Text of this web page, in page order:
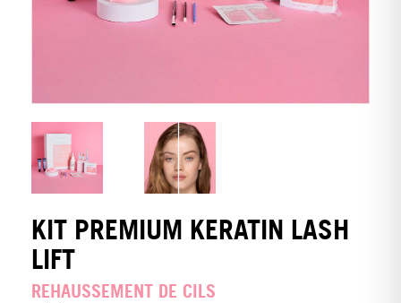
KIT PREMIUM KERATIN LASH
LIFT
REHAUSSEMENT DE CILS